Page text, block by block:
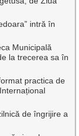
intră în
Municipală
la trecerea sa în
practica de
de îngrijire a